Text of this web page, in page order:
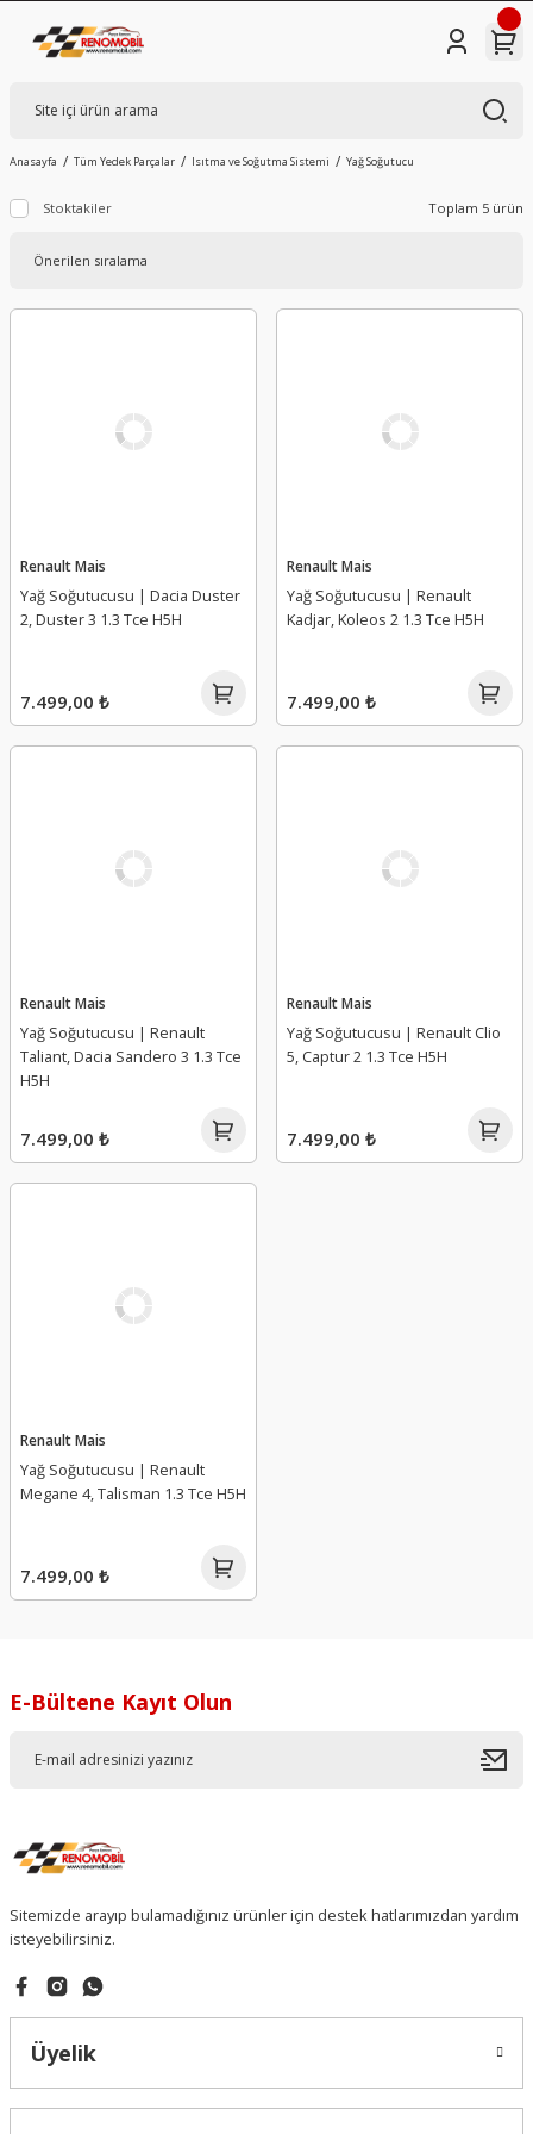
Anasayfa Tüm Yedek Parçalar Isıtma ve Soğutma Sistemi Yağ Soğutucu
Stoktakiler Toplam 5 ürün
Renault Mais
Yağ Soğutucusu | Dacia Duster
2, Duster 3 1.3 Tce H5H
7.499,00 ₺
Renault Mais
Yağ Soğutucusu | Renault
Kadjar, Koleos 2 1.3 Tce H5H
7.499,00 ₺
Renault Mais
Yağ Soğutucusu | Renault
Taliant, Dacia Sandero 3 1.3 Tce
H5H
7.499,00 ₺
Renault Mais
Yağ Soğutucusu | Renault Clio
5, Captur 2 1.3 Tce H5H
7.499,00 ₺
Renault Mais
Yağ Soğutucusu | Renault
Megane 4, Talisman 1.3 Tce H5H
7.499,00 ₺
E-Bültene Kayıt Olun
Sitemizde arayıp bulamadığınız ürünler için destek hatlarımızdan yardım
isteyebilirsiniz.
Üyelik